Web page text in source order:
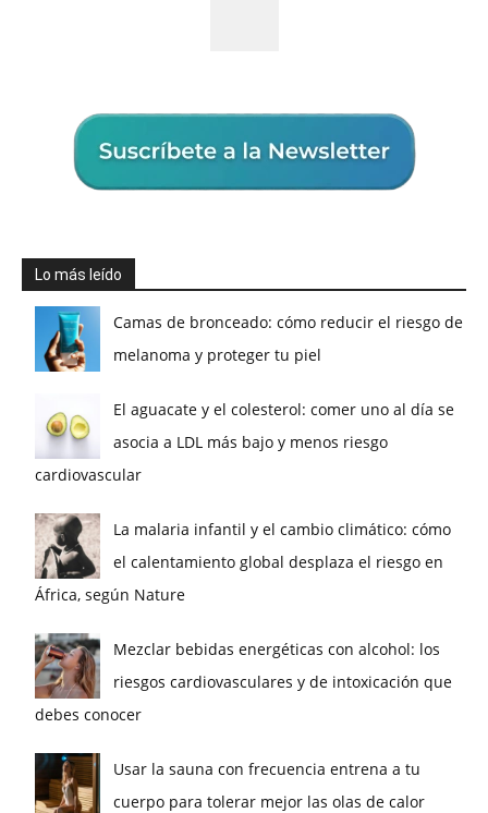
Lo más leído
Camas de bronceado: cómo reducir el riesgo de
melanoma y proteger tu piel
El aguacate y el colesterol: comer uno al día se
asocia a LDL más bajo y menos riesgo
cardiovascular
La malaria infantil y el cambio climático: cómo
el calentamiento global desplaza el riesgo en
África, según Nature
Mezclar bebidas energéticas con alcohol: los
riesgos cardiovasculares y de intoxicación que
debes conocer
Usar la sauna con frecuencia entrena a tu
cuerpo para tolerar mejor las olas de calor